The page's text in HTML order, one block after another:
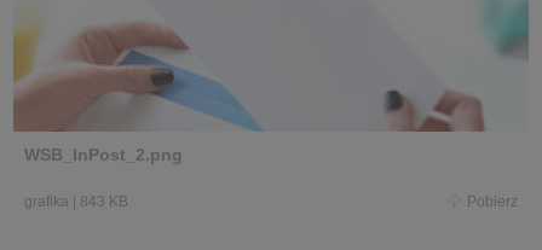
WSB_InPost_2.png
grafika 843 KB Pobierz